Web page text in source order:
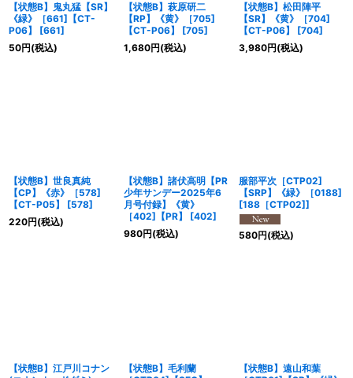
【状態B】鬼丸猛【SR】
《緑》［661]【CT-
P06】
[661]
50円(税込)
【状態B】萩原研二
【RP】《黄》［705]
【CT-P06】
[705]
1,680円(税込)
【状態B】松田陣平
【SR】《黄》［704]
【CT-P06】
[704]
3,980円(税込)
【状態B】世良真純
【CP】《赤》［578]
【CT-P05】
[578]
220円(税込)
【状態B】諸伏高明【PR
少年サンデー2025年6
月号付録】《黄》
［402]【PR】
[402]
980円(税込)
服部平次［CTP02]
【SRP】《緑》［0188]
[188［CTP02]]
580円(税込)
【状態B】江戸川コナン
【状態B】毛利蘭
【状態B】遠山和葉